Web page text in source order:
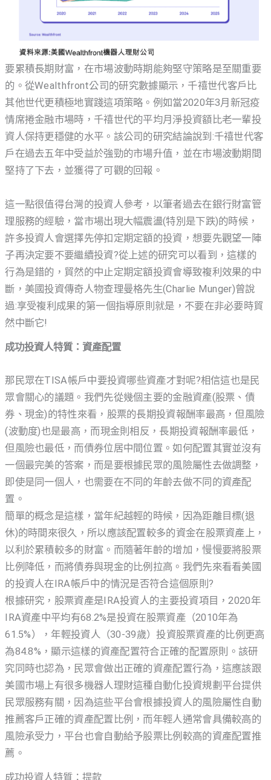
要累積長期財富，在市場波動時期能夠堅守策略是至關重要
的。從Wealthfront公司的研究數據顯示，千禧世代客戶比
其他世代更積極地實踐這項策略。例如當2020年3月新冠疫
情席捲金融市場時，千禧世代的平均月淨投資額比老一輩投
資人保持更穩健的水平。該公司的研究結論說到:千禧世代客
戶在過去五年中受益於強勁的市場升值，並在市場波動期間
堅持了下去，並獲得了可觀的回報。
這一點很值得台灣的投資人參考，以筆者過去在銀行財富管
理服務的經驗，當市場出現大幅震盪(特別是下跌)的時候，
許多投資人會選擇先停扣定期定額的投資，想要先觀望一陣
子再決定要不要繼續投資?從上述的研究可以看到，這樣的
行為是錯的，貿然的中止定期定額投資會導致複利效果的中
斷，美國投資傳奇人物查理曼格先生(Charlie Munger)曾說
過:享受複利成果的第一個指導原則就是，不要在非必要時貿
然中斷它!
成功投資人特質：資產配置
那民眾在TISA帳戶中要投資哪些資產才對呢?相信這也是民
眾會關心的議題。我們先從幾個主要的金融資產(股票、債
券、現金)的特性來看，股票的長期投資報酬率最高，但風險
(波動度)也是最高，而現金則相反，長期投資報酬率最低，
但風險也最低，而債券位居中間位置。如何配置其實並沒有
一個最完美的答案，而是要根據民眾的風險屬性去做調整，
即使是同一個人，也需要在不同的年齡去做不同的資產配
置。
簡單的概念是這樣，當年紀越輕的時候，因為距離目標(退
休)的時間來很久，所以應該配置較多的資金在股票資產上，
以利於累積較多的財富。而隨著年齡的增加，慢慢要將股票
比例降低，而將債券與現金的比例拉高。我們先來看看美國
的投資人在IRA帳戶中的情況是否符合這個原則?
根據研究，股票資產是IRA投資人的主要投資項目，2020年
IRA資產中平均有68.2%是投資在股票資產（2010年為
61.5%），年輕投資人（30-39歲）投資股票資產的比例更高
為84.8%，顯示這樣的資產配置符合正確的配置原則。該研
究同時也認為，民眾會做出正確的資產配置行為，這應該跟
美國市場上有很多機器人理財這種自動化投資規劃平台提供
民眾服務有關，因為這些平台會根據投資人的風險屬性自動
推薦客戶正確的資產配置比例，而年輕人通常會具備較高的
風險承受力，平台也會自動給予股票比例較高的資產配置推
薦。
成功投資人特質：提款